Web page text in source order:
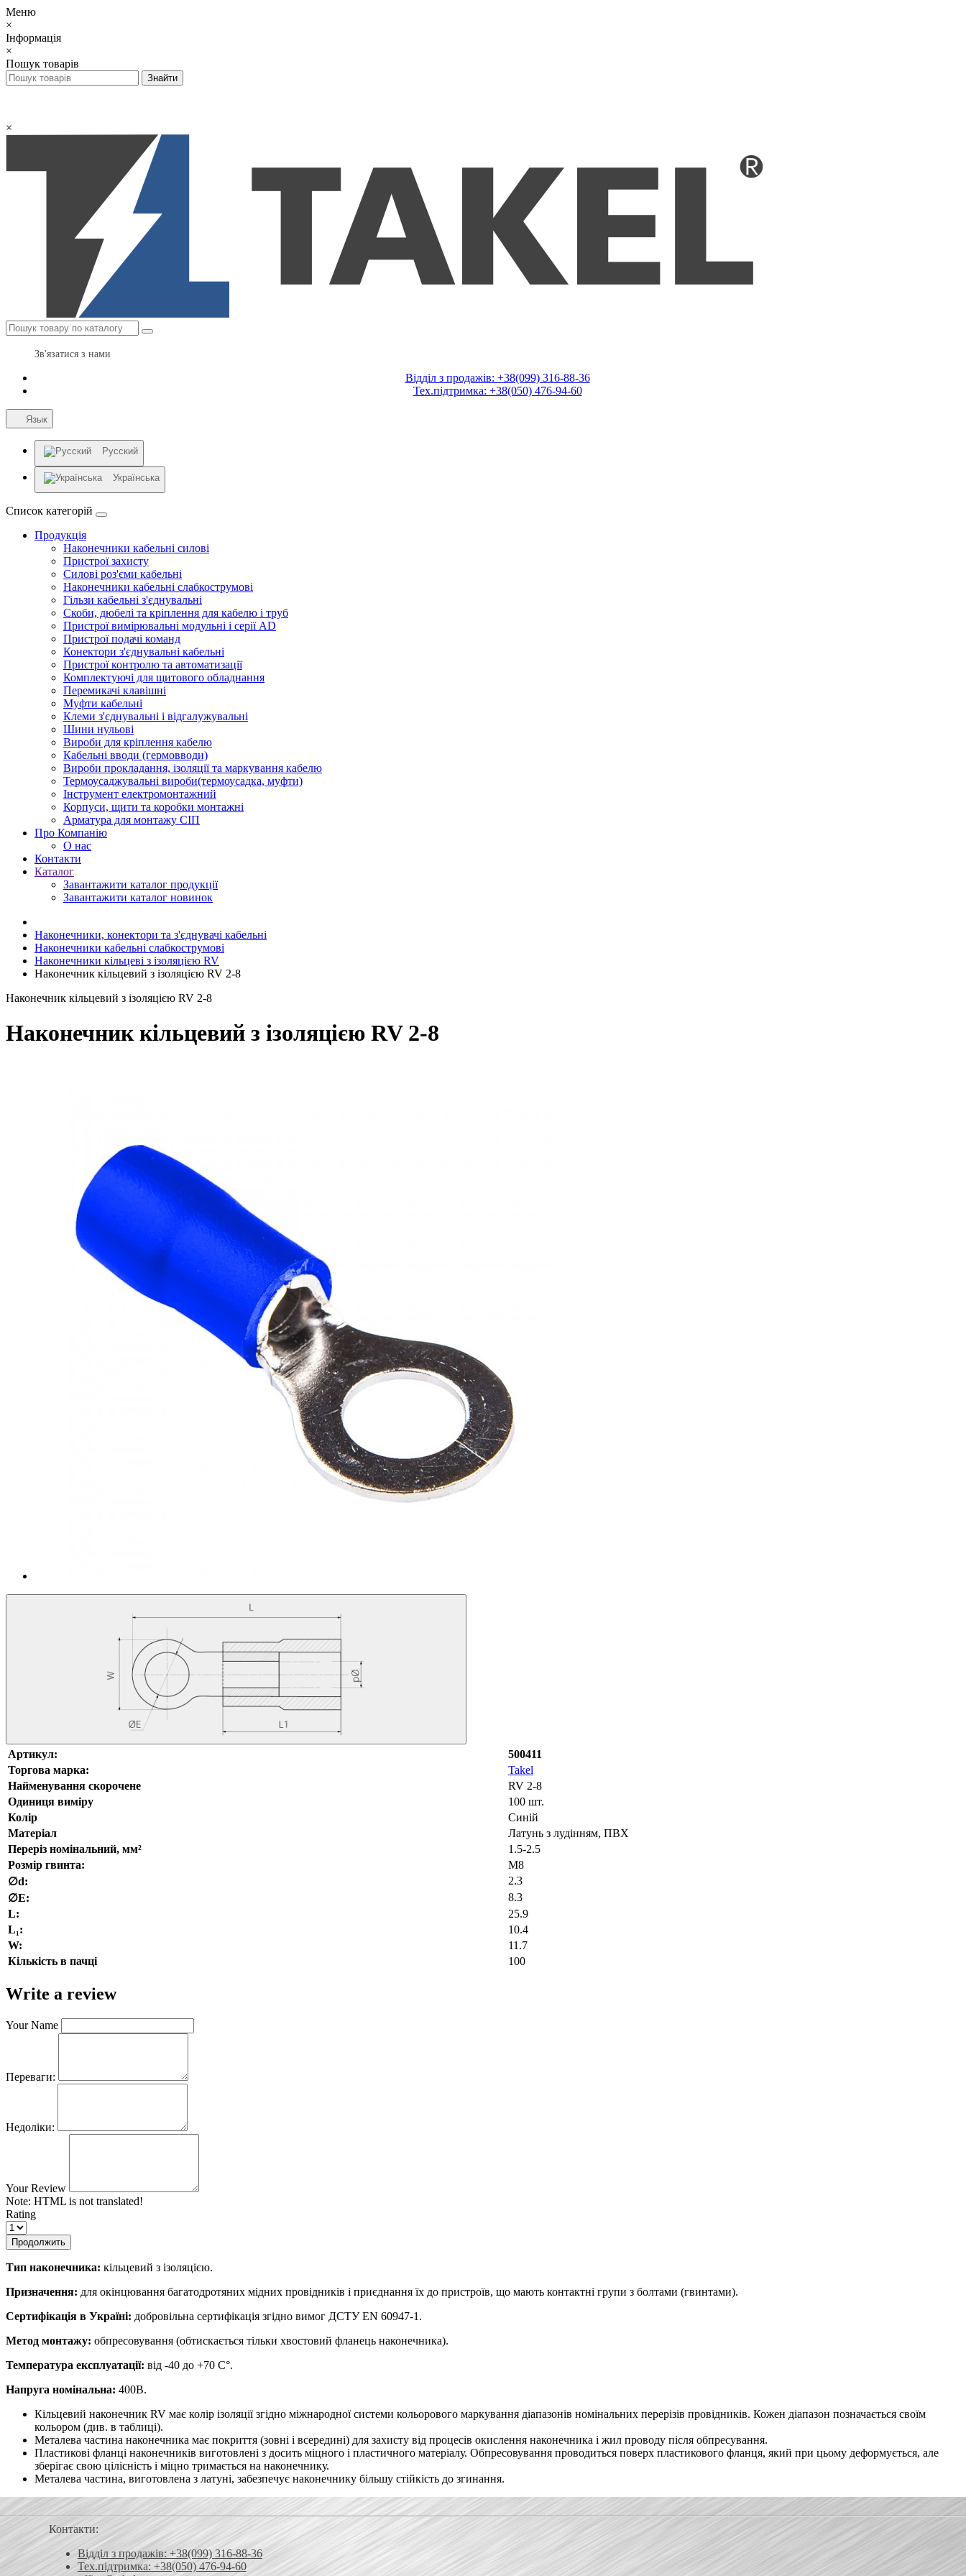
Меню
×
Інформація
×
Пошук товарів
×
Зв'язатися з нами
Відділ з продажів: +38(099) 316-88-36
Тех.підтримка: +38(050) 476-94-60
Язык
Русский
Українська
Список категорій
Продукція
Наконечники кабельні силові
Пристрої захисту
Силові роз'єми кабельні
Наконечники кабельні слабкострумові
Гільзи кабельні з'єднувальні
Скоби, дюбелі та кріплення для кабелю і труб
Пристрої вимірювальні модульні і серії AD
Пристрої подачі команд
Конектори з'єднувальні кабельні
Пристрої контролю та автоматизації
Комплектуючі для щитового обладнання
Перемикачі клавішні
Муфти кабельні
Клеми з'єднувальні і відгалужувальні
Шини нульові
Вироби для кріплення кабелю
Кабельні вводи (гермовводи)
Вироби прокладання, iзоляції та маркування кабелю
Термоусаджувальні вироби(термоусадка, муфти)
Інструмент електромонтажний
Корпуси, щити та коробки монтажні
Арматура для монтажу СІП
Про Компанію
О нас
Контакти
Каталог
Завантажити каталог продукції
Завантажити каталог новинок
Наконечники, конектори та з'єднувачі кабельні
Наконечники кабельні слабкострумові
Наконечники кільцеві з ізоляцією RV
Наконечник кільцевий з ізоляцією RV 2-8
Наконечник кільцевий з ізоляцією RV 2-8
Наконечник кільцевий з ізоляцією RV 2-8
Артикул:
500411
Торгова марка:
Takel
Найменування скорочене
RV 2-8
Одиниця виміру
100 шт.
Колір
Синій
Матеріал
Латунь з лудінням, ПВХ
Переріз номінальний, мм²
1.5-2.5
Розмір гвинта:
M8
∅d:
2.3
∅E:
8.3
L:
25.9
L₁:
10.4
W:
11.7
Кількість в пачці
100
Write a review
Your Name
Переваги:
Недоліки:
Your Review
Note: HTML is not translated!
Rating
Продолжить
Тип наконечника: кільцевий з ізоляцією.
Призначення: для окінцювання багатодротяних мідних провідників і приєднання їх до пристроїв, що мають контактні групи з болтами (гвинтами).
Сертифікація в Україні: добровільна сертифікація згідно вимог ДСТУ EN 60947-1.
Метод монтажу: обпресовування (обтискається тільки хвостовий фланець наконечника).
Температура експлуатації: від -40 до +70 С°.
Напруга номінальна: 400В.
Кільцевий наконечник RV має колір ізоляції згідно міжнародної системи кольорового маркування діапазонів номінальних перерізів провідників. Кожен діапазон позначається своїм
кольором (див. в таблиці).
Металева частина наконечника має покриття (зовні і всередині) для захисту від процесів окислення наконечника і жил проводу після обпресування.
Пластикові фланці наконечників виготовлені з досить міцного і пластичного матеріалу. Обпресовування проводиться поверх пластикового фланця, який при цьому деформується, але
зберігає свою цілісність і міцно тримається на наконечнику.
Металева частина, виготовлена ​​з латуні, забезпечує наконечнику більшу стійкість до згинання.
Контакти:
Відділ з продажів: +38(099) 316-88-36
Тех.підтримка: +38(050) 476-94-60